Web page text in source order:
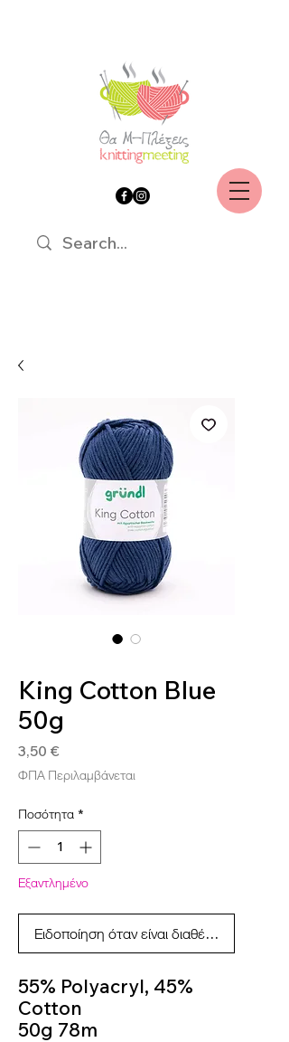
King Cotton Blue
50g
3,50 €
ΦΠΑ Περιλαμβάνεται
Ποσότητα *
Εξαντλημένο
Ειδοποίηση όταν είναι διαθέσιμο
55% Polyacryl, 45%
Cotton
50g 78m